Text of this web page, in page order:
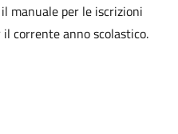
manuale per le iscrizioni
corrente anno scolastico.